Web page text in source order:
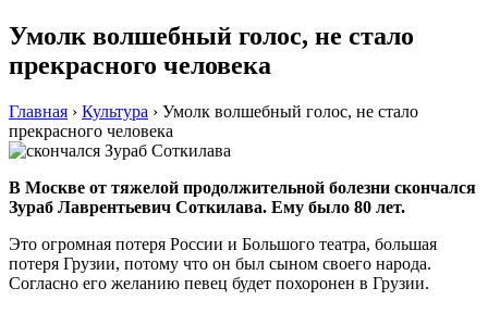
Умолк волшебный голос, не стало
прекрасного человека
Главная › Культура › Умолк волшебный голос, не стало
прекрасного человека
В Москве от тяжелой продолжительной болезни скончался
Зураб Лаврентьевич Соткилава. Ему было 80 лет.
Это огромная потеря России и Большого театра, большая
потеря Грузии, потому что он был сыном своего народа.
Согласно его желанию певец будет похоронен в Грузии.